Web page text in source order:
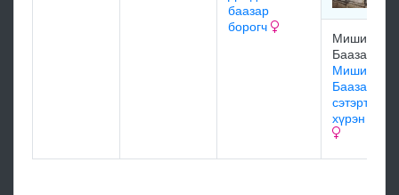
баазар
борогч
Мишигийн
Баазар
Мишигийн
Баазарын
сэтэртэй
хүрэн